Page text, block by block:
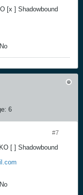
[x ] Shadowbound
6
#7
[ ] Shadowbound